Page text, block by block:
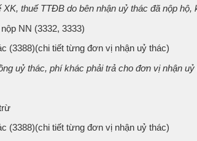
thuế TTĐB do bên nhận uỷ thác đã nộp hộ,
NN (3332, 3333)
(3388)(chi tiết từng đơn vị nhận uỷ thác)
uỷ thác, phí khác phải trả cho đơn vị nhận
(3388)(chi tiết từng đơn vị nhận uỷ thác)